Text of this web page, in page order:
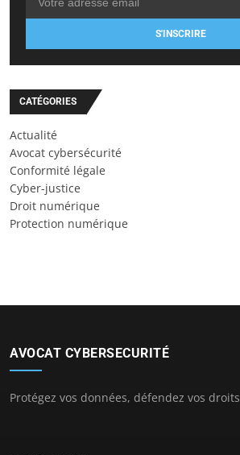
S'INSCRIRE
CATÉGORIES
Actualité
Avocat cybersécurité
Conformité légale
Cyber-justice
Droit numérique
Protection numérique
AVOCAT CYBERSECURITÉ
Protégez vos données, défendez vos droits